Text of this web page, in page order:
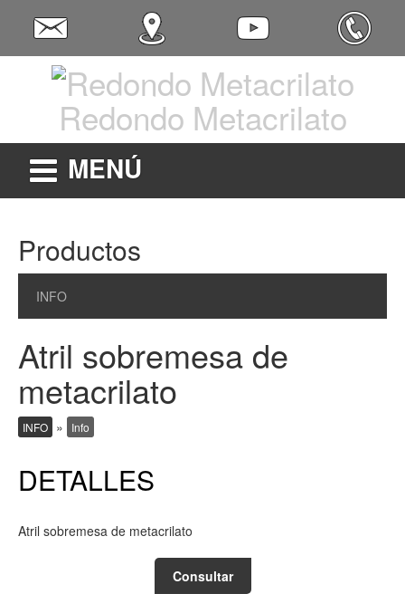
Redondo Metacrilato
MENÚ
Productos
INFO
Atril sobremesa de
metacrilato
INFO » Info
DETALLES
Atril sobremesa de metacrilato
Consultar